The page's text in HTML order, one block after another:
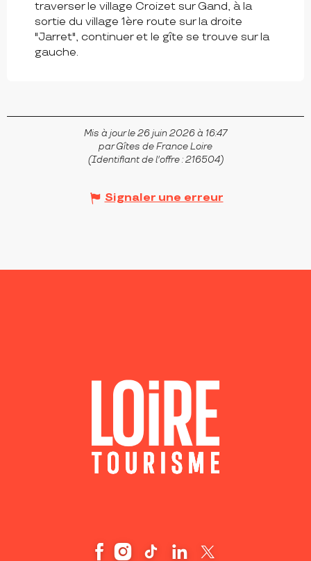
traverser le village Croizet sur Gand, à la
sortie du village 1ère route sur la droite
"Jarret", continuer et le gîte se trouve sur la
gauche.
Mis à jour le 26 juin 2026 à 16:47
par Gîtes de France Loire
(Identifiant de l'offre :216504)
Signaler une erreur